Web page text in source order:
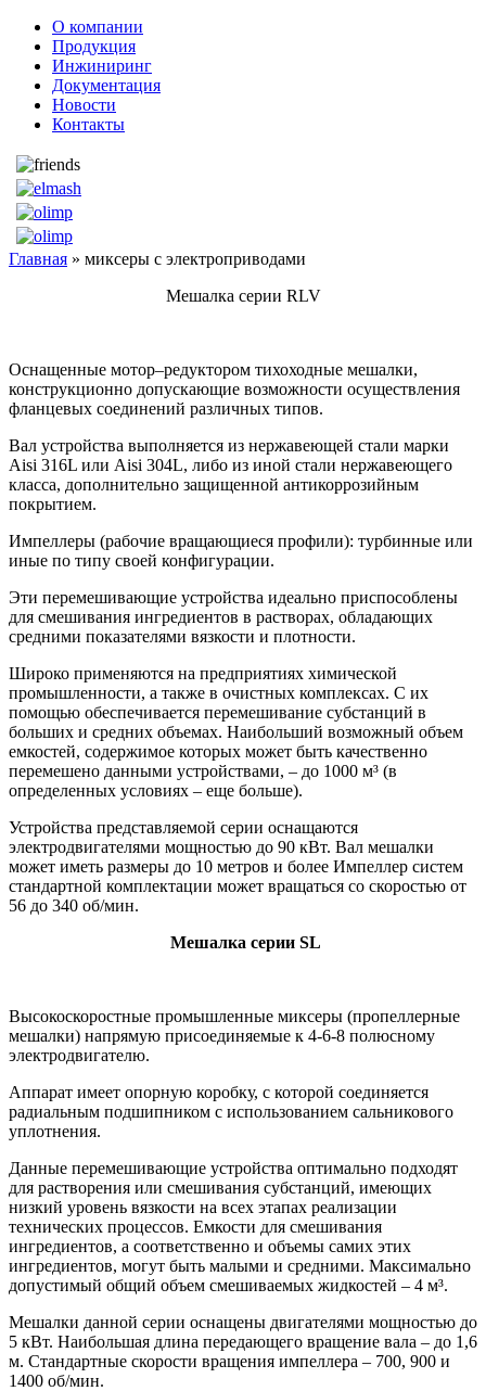
О компании
Продукция
Инжиниринг
Документация
Новости
Контакты
Главная » миксеры с электроприводами
Мешалка серии RLV
Оснащенные мотор–редуктором тихоходные мешалки,
конструкционно допускающие возможности осуществления
фланцевых соединений различных типов.
Вал устройства выполняется из нержавеющей стали марки
Aisi 316L или Aisi 304L, либо из иной стали нержавеющего
класса, дополнительно защищенной антикоррозийным
покрытием.
Импеллеры (рабочие вращающиеся профили): турбинные или
иные по типу своей конфигурации.
Эти перемешивающие устройства идеально приспособлены
для смешивания ингредиентов в растворах, обладающих
средними показателями вязкости и плотности.
Широко применяются на предприятиях химической
промышленности, а также в очистных комплексах. С их
помощью обеспечивается перемешивание субстанций в
больших и средних объемах. Наибольший возможный объем
емкостей, содержимое которых может быть качественно
перемешено данными устройствами, – до 1000 м³ (в
определенных условиях – еще больше).
Устройства представляемой серии оснащаются
электродвигателями мощностью до 90 кВт. Вал мешалки
может иметь размеры до 10 метров и более Импеллер систем
стандартной комплектации может вращаться со скоростью от
56 до 340 об/мин.
Мешалка серии SL
Высокоскоростные промышленные миксеры (пропеллерные
мешалки) напрямую присоединяемые к 4-6-8 полюсному
электродвигателю.
Аппарат имеет опорную коробку, с которой соединяется
радиальным подшипником с использованием сальникового
уплотнения.
Данные перемешивающие устройства оптимально подходят
для растворения или смешивания субстанций, имеющих
низкий уровень вязкости на всех этапах реализации
технических процессов. Емкости для смешивания
ингредиентов, а соответственно и объемы самих этих
ингредиентов, могут быть малыми и средними. Максимально
допустимый общий объем смешиваемых жидкостей – 4 м³.
Мешалки данной серии оснащены двигателями мощностью до
5 кВт. Наибольшая длина передающего вращение вала – до 1,6
м. Стандартные скорости вращения импеллера – 700, 900 и
1400 об/мин.